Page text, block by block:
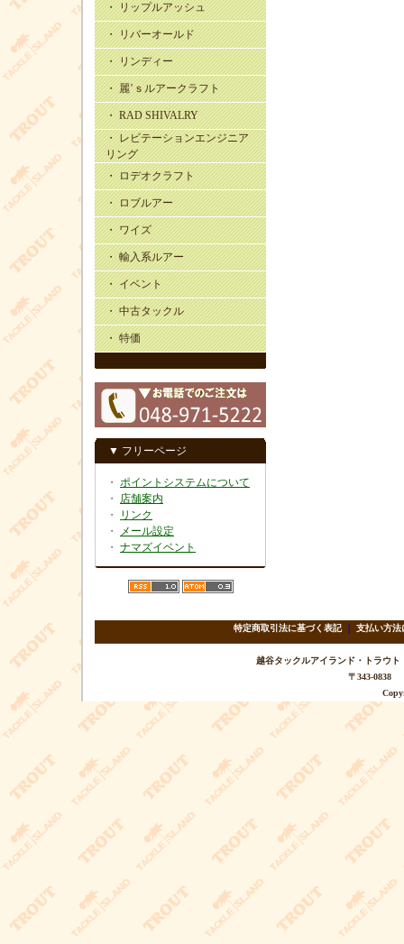
・ リップルアッシュ
・ リバーオールド
・ リンディー
・ 麗’ｓルアークラフト
・ RAD SHIVALRY
・ レビテーションエンジニア
リング
・ ロデオクラフト
・ ロブルアー
・ ワイズ
・ 輸入系ルアー
・ イベント
・ 中古タックル
・ 特価
▼ フリーページ
・ ポイントシステムについて
・ 店舗案内
・
リンク
・
メール設定
・ ナマズイベント
特定商取引法に基づく表記｜ 支払い方法
越谷タックルアイランド・トラ
〒343-0838